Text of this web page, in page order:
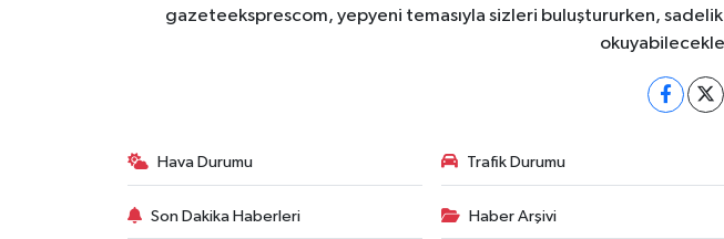
gazeteeksprescom, yepyeni temasıyla sizleri buluştururken,
Hava Durumu Trafik Durumu
Son Dakika Haberleri Haber Arşivi